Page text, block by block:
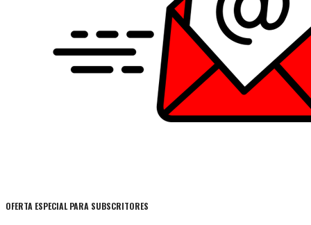
OFERTA ESPECIAL PARA SUBSCRITORES